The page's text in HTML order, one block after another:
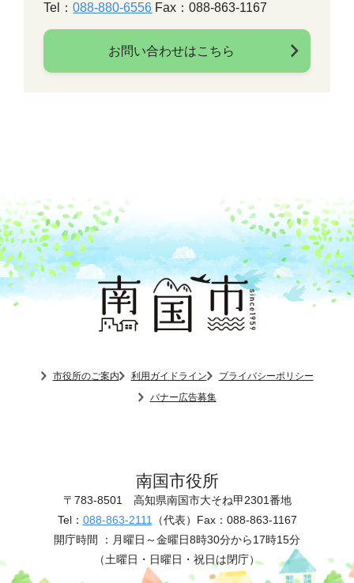
Tel：088-880-6556 Fax：088-863-1167
お問い合わせはこちら
市役所のご案内 利用ガイドライン
プライバシーポリシー
バナー広告募集
南国市役所
〒783-8501 高知県南国市大そね甲2301番地
Tel： 088-863-2111 （代表） Fax：088-863-1167
開庁時間 ： 月曜日～金曜日8時30分から17時15分
（土曜日・日曜日・祝日は閉庁）